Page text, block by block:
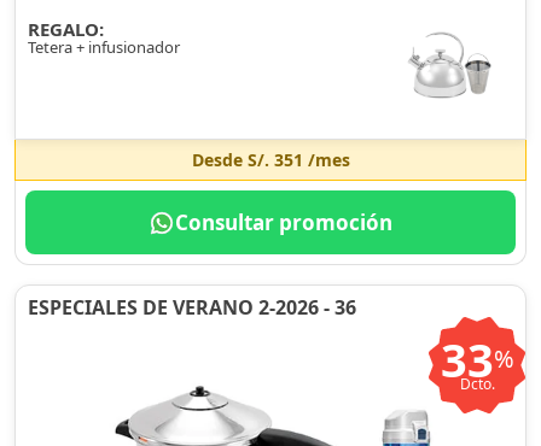
REGALO:
Tetera + infusionador
Desde S/. 351 /mes
Consultar promoción
ESPECIALES DE VERANO 2-2026 - 36
33%
Dcto.